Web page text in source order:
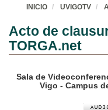
INICIO UVIGOTV
Acto de
TORGA.net
Sala de
Vigo - Campus